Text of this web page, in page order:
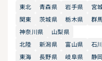
東北
青森県 岩手県 宮
関東
茨城県 栃木県 群
神奈川県
山梨県
北陸
新潟県 富山県 石
東海
長野県 岐阜県 静